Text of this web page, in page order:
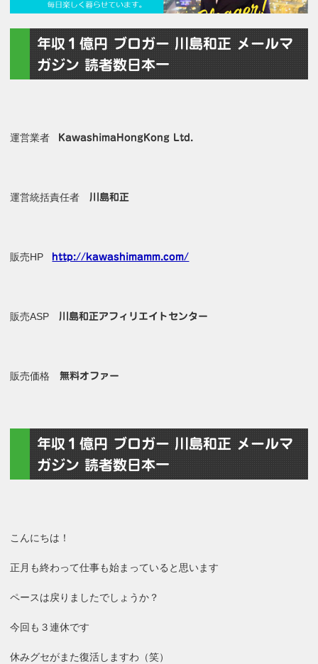
年収１億円 ブロガー 川島和正 メールマ
ガジン 読者数日本一
運営業者 KawashimaHongKong Ltd.
運営統括責任者 川島和正
販売HP http://kawashimamm.com/
販売ASP 川島和正アフィリエイトセンター
販売価格無料オファー
年収１億円 ブロガー 川島和正 メールマ
ガジン 読者数日本一
こんにちは！
正月も終わって仕事も始まっていると思います
ペースは戻りましたでしょうか？
今回も３連休です
休みグセがまた復活しますわ（笑）